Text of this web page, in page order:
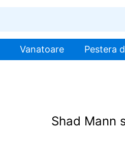
Vanatoare Pestera
Shad Mann